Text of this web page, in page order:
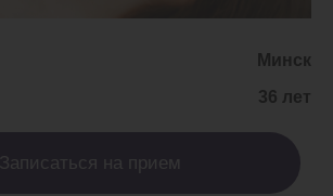
Минск
36 лет
Записаться на прием